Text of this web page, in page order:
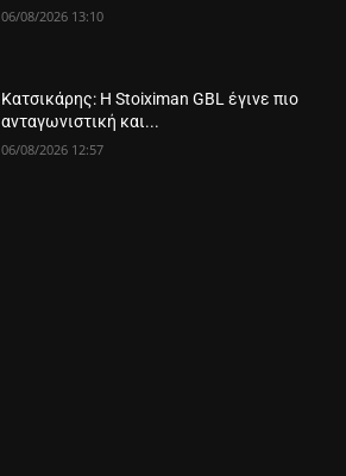
06/08/2026 13:10
Κατσικάρης: Η Stoiximan GBL έγινε πιο
ανταγωνιστική και...
06/08/2026 12:57